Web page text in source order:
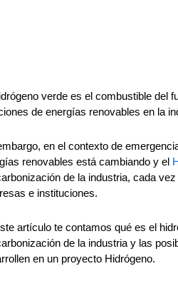
verde es el combustible del
de energías renovables en la
en el contexto de
renovables está cambiando y el
de la industria, cada
e instituciones.
artículo te contamos qué es el
de la industria y las
en un proyecto Hidrógeno.